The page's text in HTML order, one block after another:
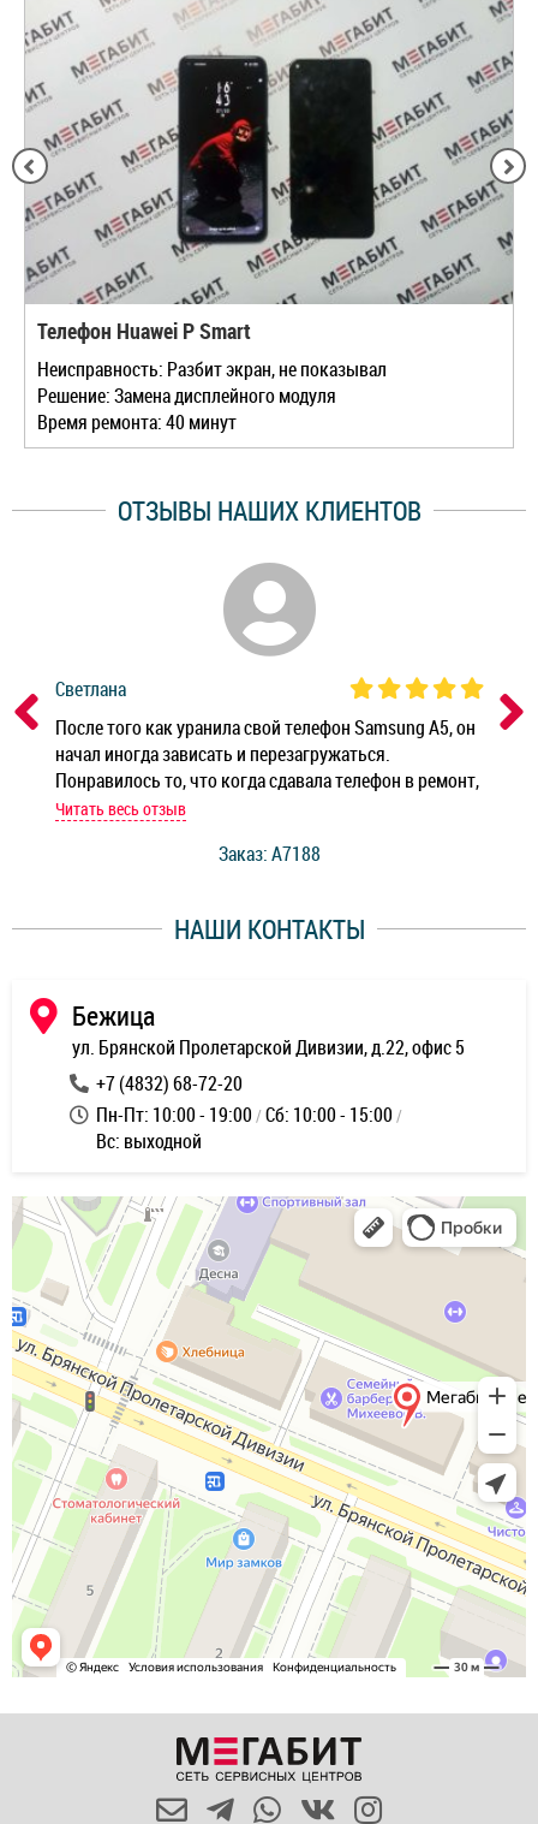
Телефон Huawei P Smart
Неисправность: Разбит экран, не показывал
Решение: Замена дисплейного модуля
Время ремонта: 40 минут
ОТЗЫВЫ НАШИХ КЛИЕНТОВ
Светлана
После того как уранила свой телефон Samsung A5, он
начал иногда зависать и перезагружаться.
Понравилось то, что когда сдавала телефон в ремонт,
мастер при мне сделал быструю диагностику и сказал
работы и оперативность!
Читать весь отзыв
Заказ: A7188
НАШИ КОНТАКТЫ
Бежица
ул. Брянской Пролетарской Дивизии, д.22, офис 5
+7 (4832) 68-72-20
Пн-Пт: 10:00 - 19:00 Сб: 10:00 - 15:00
Вс: выходной